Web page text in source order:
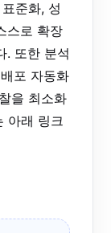
준화, 성
스로 확장
. 또한 분석
포 자동화
을 최소화
아래 링크